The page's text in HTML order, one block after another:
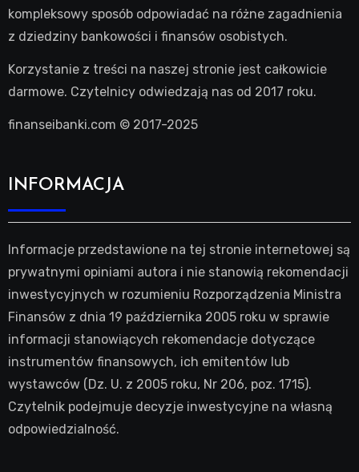
kompleksowy sposób odpowiadać na różne zagadnienia
z dziedziny bankowości i finansów osobistych.
Korzystanie z treści na naszej stronie jest całkowicie
darmowe. Czytelnicy odwiedzają nas od 2017 roku.
finanseibanki.com © 2017-2025
INFORMACJA
Informacje przedstawione na tej stronie internetowej są
prywatnymi opiniami autora i nie stanowią rekomendacji
inwestycyjnych w rozumieniu Rozporządzenia Ministra
Finansów z dnia 19 października 2005 roku w sprawie
informacji stanowiących rekomendacje dotyczące
instrumentów finansowych, ich emitentów lub
wystawców (Dz. U. z 2005 roku, Nr 206, poz. 1715).
Czytelnik podejmuje decyzje inwestycyjne na własną
odpowiedzialność.